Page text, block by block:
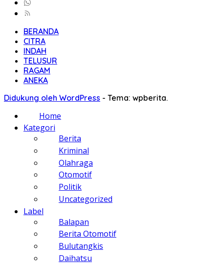
BERANDA
CITRA
INDAH
TELUSUR
RAGAM
ANEKA
Didukung oleh WordPress - Tema: wpberita.
Home
Kategori
Berita
Kriminal
Olahraga
Otomotif
Politik
Uncategorized
Label
Balapan
Berita Otomotif
Bulutangkis
Daihatsu